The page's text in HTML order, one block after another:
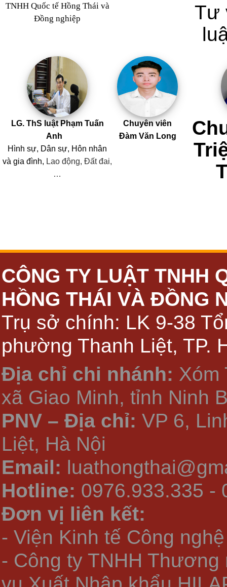
TNHH Quốc tế Hồng Thái và
Đồng nghiệp
Tư
LG. ThS luật Phạm Tuấn
Anh
Hình sự, Dân sự, Hôn nhân
và gia đình, Lao động, Đất đai,
…
Chuyên viên
Đàm Văn Long
CÔNG TY LUẬT TNHH
HỒNG THÁI VÀ ĐỒNG
Trụ sở chính: LK 9-38
phường Thanh Liệt, TP.
Địa chỉ chi nhánh: Xóm
xã Giao Minh, tỉnh Ninh
PNV – Địa chỉ: VP 6,
Liệt, Hà Nội
Email:
Hotline: 0976.933.335 -
Đơn vị liên kết:
- Viện Kinh tế Công
- Công ty TNHH Thương